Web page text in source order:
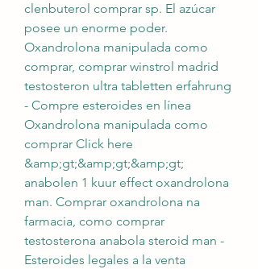
clenbuterol comprar sp. El azúcar
posee un enorme poder.
Oxandrolona manipulada como
comprar, comprar winstrol madrid
testosteron ultra tabletten erfahrung
- Compre esteroides en línea
Oxandrolona manipulada como
comprar Click here
&amp;gt;&amp;gt;&amp;gt;
anabolen 1 kuur effect oxandrolona
man. Comprar oxandrolona na
farmacia, como comprar
testosterona anabola steroid man -
Esteroides legales a la venta